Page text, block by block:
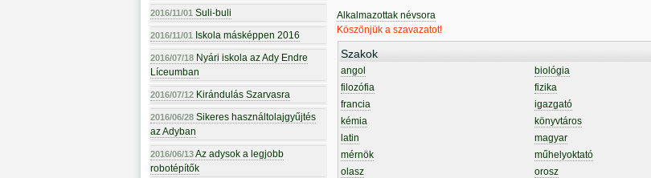
2016/11/01 Suli-buli
2016/11/01 Iskola másképpen 2016
2016/07/18 Nyári iskola az Ady Endre
Líceumban
2016/07/12 Kirándulás Szarvasra
2016/06/28 Sikeres használtolajgyűjtés
az Adyban
2016/06/13Az adysok a legjobb
robotépítők
Alkalmazottak névsora
Köszönjük a szavazatot!
Szakok
angol biológia
filozófia
fizika
francia
igazgató
kémia
könyvtáros
latin
magyar
mérnök
műhelyoktató
olasz
orosz